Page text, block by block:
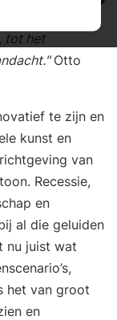
tot het
Otto
te zijn en
kunst en
van
Recessie,
en
al die geluiden
nu juist wat
het van groot
en